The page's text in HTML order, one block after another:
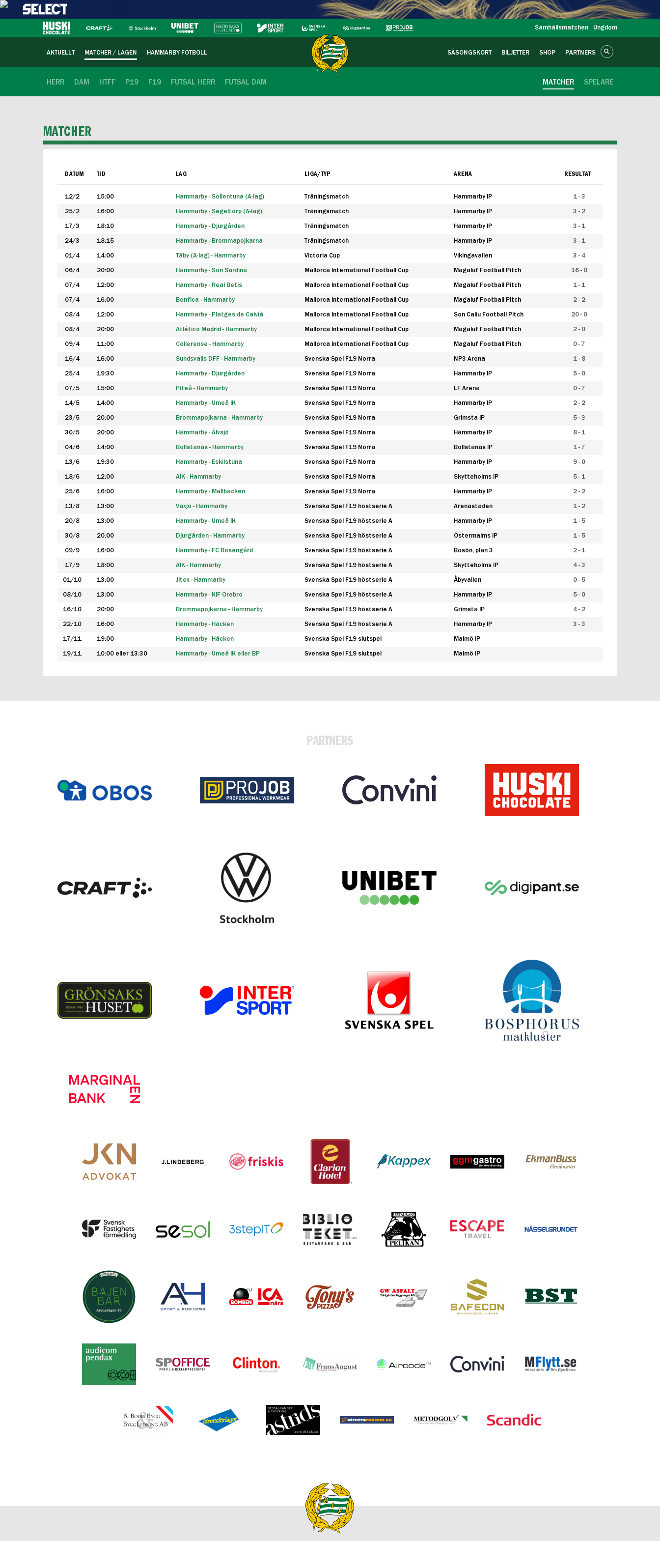
Samhällsmatchen Ungdom
AKTUELLT MATCHER / LAGEN HAMMARBY FOTBOLL SÄSONGSKORT BILJETTER SHOP PARTNERS
HERR DAM HTFF P19 F19 FUTSAL HERR FUTSAL DAM SPELARE
MATCHER
MATCHER
DATUM TID LAG LIGA/TYP ARENA RESULTAT
12/2 15:00 Hammarby - Sollentuna (A-lag) Träningsmatch Hammarby IP 1 - 3
25/2 16:00 Hammarby - Segeltorp (A-lag) Träningsmatch Hammarby IP 3 - 2
17/3 18:10 Hammarby - Djurgården Träningsmatch Hammarby IP 3 - 1
24/3 18:15 Hammarby - Brommapojkarna Träningsmatch Hammarby IP 3 - 1
01/4 14:00 Täby (A-lag) - Hammarby Victoria Cup Vikingavallen 3 - 4
06/4 20:00 Hammarby - Son Sardina Mallorca International Football Cup Magaluf Football Pitch 16 - 0
07/4 12:00 Hammarby - Real Betis Mallorca International Football Cup Magaluf Football Pitch 1 - 1
07/4 16:00 Benfica - Hammarby Mallorca International Football Cup Magaluf Football Pitch 2 - 2
08/4 12:00 Hammarby - Platges de Calvià Mallorca International Football Cup Son Caliu Football Pitch 20 - 0
08/4 20:00 Atlético Madrid - Hammarby Mallorca International Football Cup Magaluf Football Pitch 2 - 0
09/4 11:00 Collerense - Hammarby Mallorca International Football Cup Magaluf Football Pitch 0 - 7
16/4 16:00 Sundsvalls DFF - Hammarby Svenska Spel F19 Norra NP3 Arena 1 - 8
25/4 19:30 Hammarby - Djurgården Svenska Spel F19 Norra Hammarby IP 5 - 0
07/5 15:00 Piteå - Hammarby Svenska Spel F19 Norra LF Arena 0 - 7
14/5 14:00 Hammarby - Umeå IK Svenska Spel F19 Norra Hammarby IP 2 - 2
23/5 20:00 Brommapojkarna - Hammarby Svenska Spel F19 Norra Grimsta IP 5 - 3
30/5 20:00 Hammarby - Älvsjö Svenska Spel F19 Norra Hammarby IP 8 - 1
04/6 14:00 Bollstanäs - Hammarby Svenska Spel F19 Norra Bollstanäs IP 1 - 7
13/6 19:30 Hammarby - Eskilstuna Svenska Spel F19 Norra Hammarby IP 9 - 0
18/6 12:00 AIK - Hammarby Svenska Spel F19 Norra Skytteholms IP 5 - 1
25/6 16:00 Hammarby - Mallbacken Svenska Spel F19 Norra Hammarby IP 2 - 2
13/8 13:00 Växjö - Hammarby Svenska Spel F19 höstserie A Arenastaden 1 - 2
20/8 13:00 Hammarby - Umeå IK Svenska Spel F19 höstserie A Hammarby IP 1 - 5
30/8 20:00 Djurgården - Hammarby Svenska Spel F19 höstserie A Östermalms IP 1 - 5
09/9 16:00 Hammarby - FC Rosengård Svenska Spel F19 höstserie A Bosön, plan 3 2 - 1
17/9 18:00 AIK - Hammarby Svenska Spel F19 höstserie A Skytteholms IP 4 - 3
01/10 13:00 Jitex - Hammarby Svenska Spel F19 höstserie A Åbyvallen 0 - 5
08/10 13:00 Hammarby - KIF Örebro Svenska Spel F19 höstserie A Hammarby IP 5 - 0
16/10 20:00 Brommapojkarna - Hammarby Svenska Spel F19 höstserie A Grimsta IP 4 - 2
22/10 16:00 Hammarby - Häcken Svenska Spel F19 höstserie A Hammarby IP 3 - 3
17/11 19:00 Hammarby - Häcken Svenska Spel F19 slutspel Malmö IP
19/11 10:00 eller 13:30 Hammarby - Umeå IK eller BP Svenska Spel F19 slutspel Malmö IP
PARTNERS